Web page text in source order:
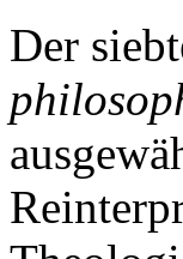
Der